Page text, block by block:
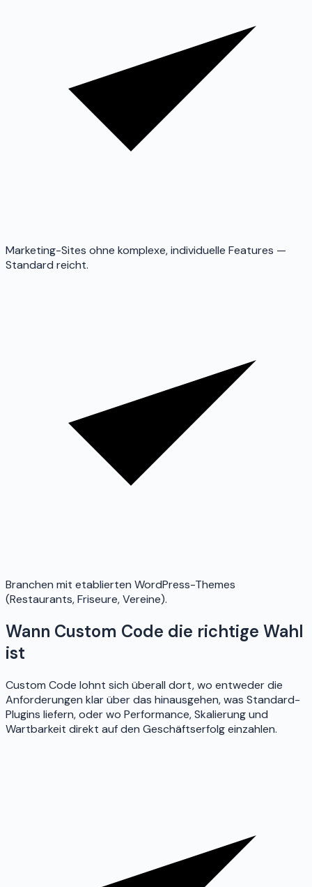
Marketing-Sites ohne komplexe, individuelle Features —
Standard reicht.
Branchen mit etablierten WordPress-Themes
(Restaurants, Friseure, Vereine).
Wann Custom Code die richtige Wahl
ist
Custom Code lohnt sich überall dort, wo entweder die
Anforderungen klar über das hinausgehen, was Standard-
Plugins liefern, oder wo Performance, Skalierung und
Wartbarkeit direkt auf den Geschäftserfolg einzahlen.